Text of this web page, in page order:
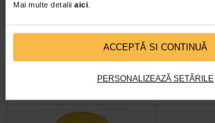
Mai multe detalii aici.
ACCEPTĂ SI CONTINUĂ
PERSONALIZEAZĂ SETĂRILE
vitamina D3 si vitamina K2 (sub…
alimentar
zahar, creat